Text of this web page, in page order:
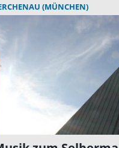
(MÜNCHEN)